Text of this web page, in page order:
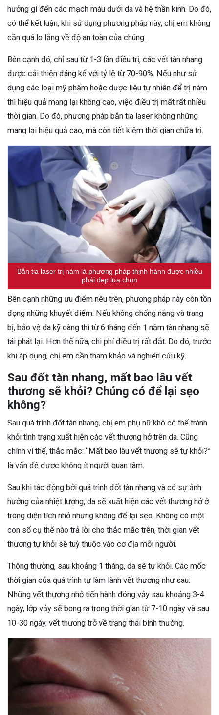
hưởng gì đến các mạch máu dưới da và hệ thần kinh. Do đó,
có thể kết luận, khi sử dụng phương pháp này, chị em không
cần quá lo lắng về độ an toàn của chúng.
Bên cạnh đó, chỉ sau từ 1-3 lần điều trị, các vết tàn nhang
được cải thiện đáng kể với tỷ lệ từ 70-90%. Nếu như sử
dụng các loại mỹ phẩm hoặc dược liệu tự nhiên để trị nám
thì hiệu quả mang lại không cao, việc điều trị mất rất nhiều
thời gian. Do đó, phương pháp bắn tia laser không những
mang lại hiệu quả cao, mà còn tiết kiệm thời gian chữa trị.
Bắn tia laser trị nám là phương pháp thịnh hành được nhiều
phái đẹp lựa chọn
Bên cạnh những ưu điểm nêu trên, phương pháp này còn tồn
đọng những khuyết điểm. Nếu không chống nắng và trang
bị, bảo vệ da kỹ càng thì từ 6 tháng đến 1 năm tàn nhang sẽ
tái phát lại. Hơn thế nữa, chi phí điều trị rất đắt. Do đó, trước
khi áp dụng, chị em cần tham khảo và nghiên cứu kỹ.
Sau đốt tàn nhang, mất bao lâu vết
thương sẽ khỏi? Chúng có để lại sẹo
không?
Sau quá trình đốt tàn nhang, chị em phụ nữ khó có thể tránh
khỏi tình trạng xuất hiện các vết thương hở trên da. Cũng
chính vì thế, thắc mắc: “Mất bao lâu vết thương sẽ tự khỏi?”
là vấn đề được không ít người quan tâm.
Sau khi tác động bởi quá trình đốt tàn nhang và có sự ảnh
hưởng của nhiệt lượng, da sẽ xuất hiện các vết thương hở ở
trong diện tích nhỏ nhưng không để lại sẹo. Không có một
con số cụ thể nào trả lời cho thắc mắc trên, thời gian vết
thương tự khỏi sẽ tuỳ thuộc vào cơ địa mỗi người.
Thông thường, sau khoảng 1 tháng, da sẽ tự khỏi. Các mốc
thời gian của quá trình tự làm lành vết thương như sau:
Những vết thương nhỏ tiến hành đóng vảy sau khoảng 3-4
ngày, lớp vảy sẽ bong ra trong thời gian từ 7-10 ngày và sau
10-30 ngày, vết thương trở về trạng thái bình thường.